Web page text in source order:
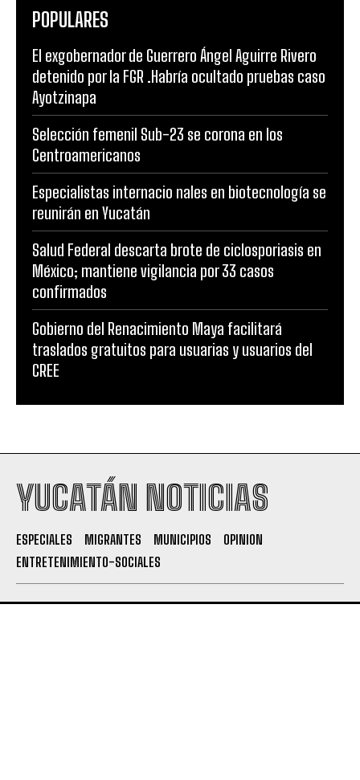
POPULARES
El exgobernador de Guerrero Ángel Aguirre Rivero
detenido por la FGR .Habría ocultado pruebas caso
Ayotzinapa
Selección femenil Sub-23 se corona en los
Centroamericanos
Especialistas internacio nales en biotecnología se
reunirán en Yucatán
Salud Federal descarta brote de ciclosporiasis en
México; mantiene vigilancia por 33 casos
confirmados
Gobierno del Renacimiento Maya facilitará
traslados gratuitos para usuarias y usuarios del
CREE
YUCATÁN NOTICIAS
ESPECIALES MIGRANTES MUNICIPIOS
OPINION
ENTRETENIMIENTO-SOCIALES